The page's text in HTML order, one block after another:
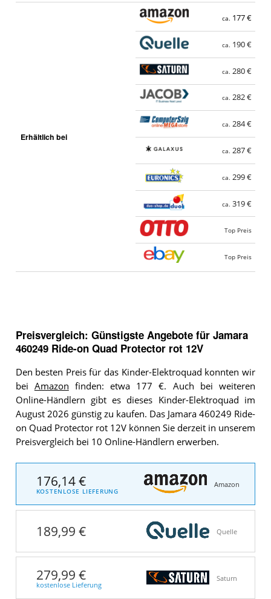
Erhältlich bei
ca. 177 €
ca. 190 €
ca. 280 €
ca. 282 €
ca. 284 €
ca. 287 €
ca. 299 €
ca. 319 €
Top Preis
Top Preis
Preisvergleich: Günstigste Angebote für Jamara
460249 Ride-on Quad Protector rot 12V
Den besten Preis für das Kinder-Elektroquad konnten wir
bei Amazon finden: etwa 177 €. Auch bei weiteren
Online-Händlern gibt es dieses Kinder-Elektroquad im
August 2026 günstig zu kaufen. Das Jamara 460249 Ride-
on Quad Protector rot 12V können Sie derzeit in unserem
Preisvergleich bei 10 Online-Händlern erwerben.
176,14 €
KOSTENLOSE LIEFERUNG
Amazon
189,99 € Quelle
279,99 €
kostenlose Lieferung
Saturn